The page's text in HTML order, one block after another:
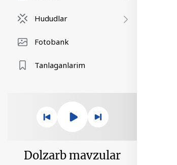
Hududlar
Fotobank
Tanlaganlarim
Dolzarb mavzular